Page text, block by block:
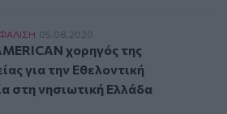
χορηγός της εκστρατείας
05.08.2020
χορηγός της
για την Εθελοντική
στη νησιωτική Ελλάδα